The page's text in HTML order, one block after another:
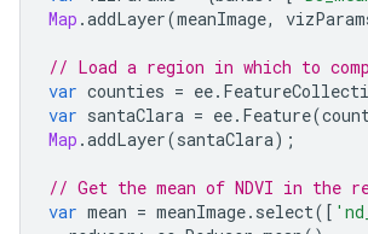
Map .addLayer(meanImage,
// Load a region in which to
var counties = ee.
var santaClara = ee. Feature(
Map .addLayer(santaClara);
// Get the mean of NDVI in the
var mean = meanImage. select([